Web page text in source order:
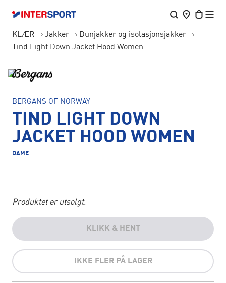
KLÆR Jakker
Dunjakker og isolasjonsjakker
Tind Light Down Jacket Hood Women
BERGANS OF NORWAY
TIND LIGHT DOWN
JACKET HOOD WOMEN
DAME
Produktet er utsolgt.
KLIKK & HENT
IKKE FLER PÅ LAGER